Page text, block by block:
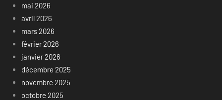
mai 2026
avril 2026
mars 2026
février 2026
janvier 2026
décembre 2025
novembre 2025
octobre 2025